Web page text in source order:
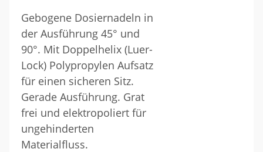
Gebogene Dosiernadeln in
der Ausführung 45° und
90°. Mit Doppelhelix (Luer-
Lock) Polypropylen Aufsatz
für einen sicheren Sitz.
Gerade Ausführung. Grat
frei und elektropoliert für
ungehinderten
Materialfluss.